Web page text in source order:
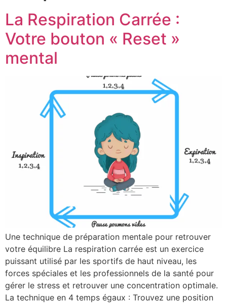
La Respiration Carrée :
Votre bouton « Reset »
mental
Une technique de préparation mentale pour retrouver
votre équilibre La respiration carrée est un exercice
puissant utilisé par les sportifs de haut niveau, les
forces spéciales et les professionnels de la santé pour
gérer le stress et retrouver une concentration optimale.
La technique en 4 temps égaux : Trouvez une position